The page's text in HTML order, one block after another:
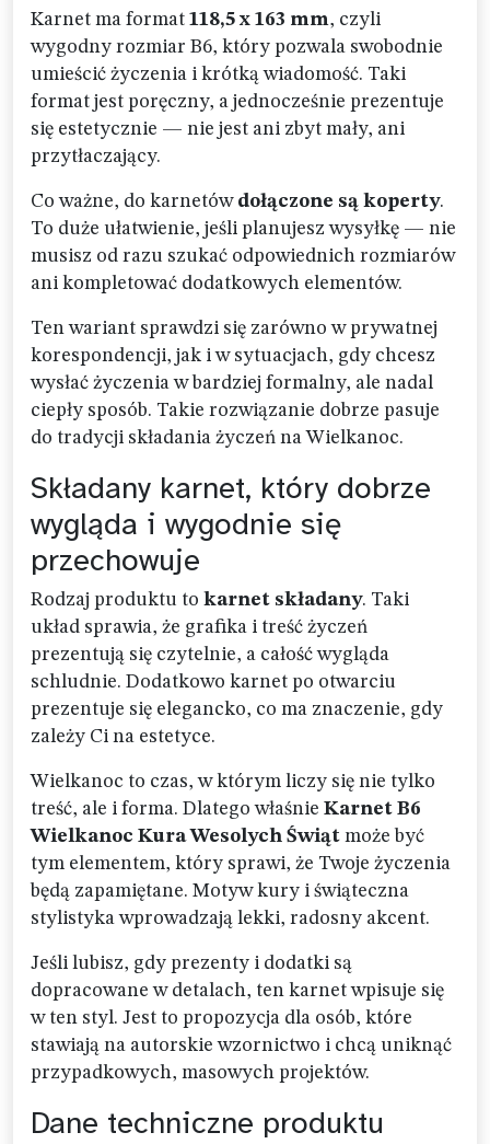
Karnet ma format 118,5 x 163 mm, czyli
wygodny rozmiar B6, który pozwala swobodnie
umieścić życzenia i krótką wiadomość. Taki
format jest poręczny, a jednocześnie prezentuje
się estetycznie — nie jest ani zbyt mały, ani
przytłaczający.
Co ważne, do karnetów dołączone są koperty.
To duże ułatwienie, jeśli planujesz wysyłkę — nie
musisz od razu szukać odpowiednich rozmiarów
ani kompletować dodatkowych elementów.
Ten wariant sprawdzi się zarówno w prywatnej
korespondencji, jak i w sytuacjach, gdy chcesz
wysłać życzenia w bardziej formalny, ale nadal
ciepły sposób. Takie rozwiązanie dobrze pasuje
do tradycji składania życzeń na Wielkanoc.
Składany karnet, który dobrze
wygląda i wygodnie się
przechowuje
Rodzaj produktu to karnet składany. Taki
układ sprawia, że grafika i treść życzeń
prezentują się czytelnie, a całość wygląda
schludnie. Dodatkowo karnet po otwarciu
prezentuje się elegancko, co ma znaczenie, gdy
zależy Ci na estetyce.
Wielkanoc to czas, w którym liczy się nie tylko
treść, ale i forma. Dlatego właśnie Karnet B6
Wielkanoc Kura Wesolych Świąt może być
tym elementem, który sprawi, że Twoje życzenia
będą zapamiętane. Motyw kury i świąteczna
stylistyka wprowadzają lekki, radosny akcent.
Jeśli lubisz, gdy prezenty i dodatki są
dopracowane w detalach, ten karnet wpisuje się
w ten styl. Jest to propozycja dla osób, które
stawiają na autorskie wzornictwo i chcą uniknąć
przypadkowych, masowych projektów.
Dane techniczne produktu